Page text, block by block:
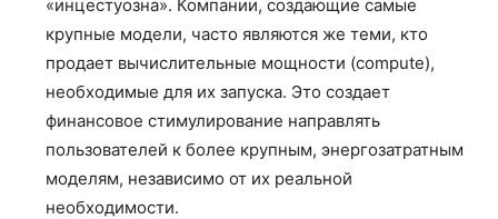
«инцестуозна». Компании, создающие самые
крупные модели, часто являются же теми, кто
продает вычислительные мощности (compute),
необходимые для их запуска. Это создает
финансовое стимулирование направлять
пользователей к более крупным, энергозатратным
моделям, независимо от их реальной
необходимости.